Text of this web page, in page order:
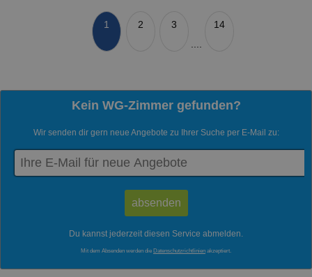
1 2
3
14
Kein WG-Zimmer gefunden?
Wir senden dir gern neue Angebote zu Ihrer Suche per E-Mail zu:
Du kannst jederzeit diesen Service abmelden.
Mit dem Absenden werden die Datenschutzrichtlinien akzeptiert.